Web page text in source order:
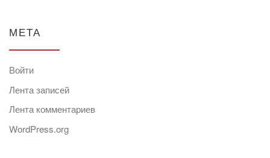
МЕТА
Войти
Лента записей
Лента комментариев
WordPress.org